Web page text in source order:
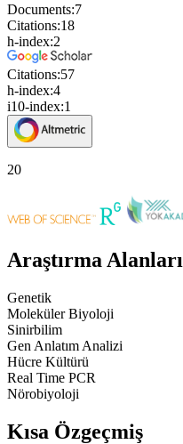
Documents:7
Citations:18
h-index:2
Citations:57
h-index:4
i10-index:1
20
Araştırma Alanları
Genetik
Moleküler Biyoloji
Sinirbilim
Gen Anlatım Analizi
Hücre Kültürü
Real Time PCR
Nörobiyoloji
Kısa Özgeçmiş